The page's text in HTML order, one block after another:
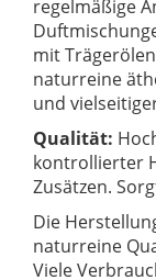
regelmäßige
mit
naturreine
und
Qualität:
kontrollierter
Zusätzen.
Die
naturreine
Viele